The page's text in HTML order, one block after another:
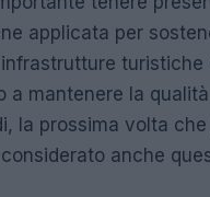
applicata per
turistiche
a mantenere la
la prossima volta
anche